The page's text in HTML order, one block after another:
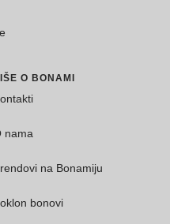
O BONAMI
nama
na Bonamiju
bonovi